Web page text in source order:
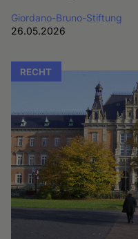
Giordano-Bruno-Stiftung
26.05.2026
RECHT